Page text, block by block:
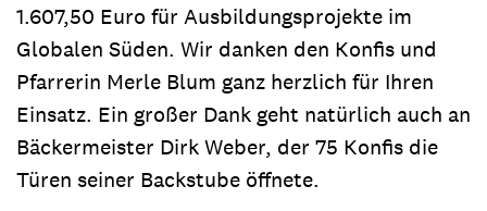
1.607,50 Euro für Ausbildungsprojekte im
Globalen Süden. Wir danken den Konfis und
Pfarrerin Merle Blum ganz herzlich für Ihren
Einsatz. Ein großer Dank geht natürlich auch an
Bäckermeister Dirk Weber, der 75 Konfis die
Türen seiner Backstube öffnete.